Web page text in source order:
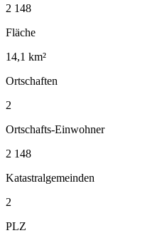
2 148
Fläche
14,1 km²
Ortschaften
2
Ortschafts-Einwohner
2 148
Katastralgemeinden
2
PLZ